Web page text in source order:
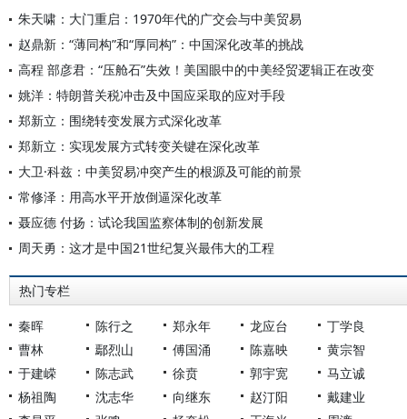
朱天啸：大门重启：1970年代的广交会与中美贸易
赵鼎新：“薄同构”和“厚同构”：中国深化改革的挑战
高程 部彦君：“压舱石”失效！美国眼中的中美经贸逻辑正在改变
姚洋：特朗普关税冲击及中国应采取的应对手段
郑新立：围绕转变发展方式深化改革
郑新立：实现发展方式转变关键在深化改革
大卫·科兹：中美贸易冲突产生的根源及可能的前景
常修泽：用高水平开放倒逼深化改革
聂应德 付扬：试论我国监察体制的创新发展
周天勇：这才是中国21世纪复兴最伟大的工程
热门专栏
秦晖 陈行之 郑永年 龙应台
丁学良
曹林
鄢烈山 傅国涌 陈嘉映
黄宗智
于建嵘
陈志武 徐贲 郭宇宽
马立诚
杨祖陶
沈志华 向继东 赵汀阳
戴建业